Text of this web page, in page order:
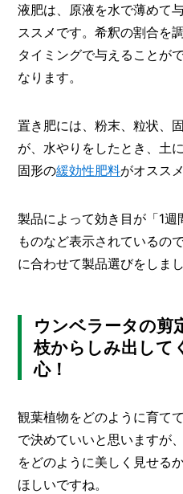
液肥は、原液を水で薄めて
ススメです。希釈の割合を
タイミングで与えることが
なります。
置き肥には、粉末、粒状、
が、水やりをしたとき、土
固形の緩効性肥料がオスス
製品によって効き目が「1
ものなど表示されているの
に合わせて製品選びをしまし
ウンベラータの剪
枝からしみ出して
心！
観葉植物をどのように育て
で決めていいと思いますが
をどのように美しく見せる
ほしいですね。